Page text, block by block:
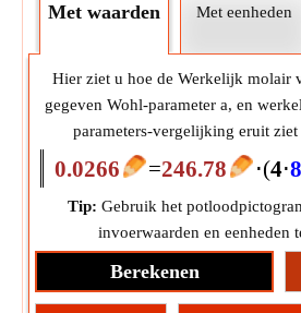
Met waarden Met eenheden
Hier ziet u hoe de Werkelijk molair
gegeven Wohl-parameter a, en
parameters-vergelijking eruit ziet
0.0266 =246.78 ⋅(4⋅
Tip: Gebruik het
invoerwaarden en eenheden
Berekenen